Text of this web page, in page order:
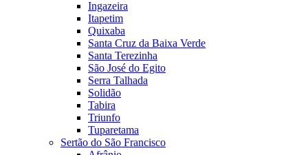
Ingazeira
Itapetim
Quixaba
Santa Cruz da Baixa Verde
Santa Terezinha
São José do Egito
Serra Talhada
Solidão
Tabira
Triunfo
Tuparetama
Sertão do São Francisco